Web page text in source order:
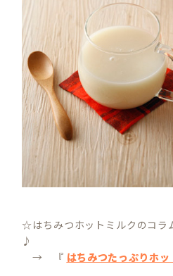
☆はちみつホットミルクのコラ
♪
→ 『 はちみつたっぷりホッ